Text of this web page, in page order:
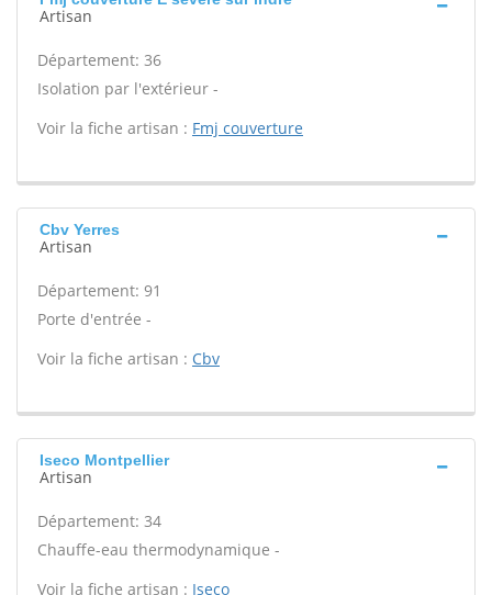
Artisan
Département: 36
Isolation par l'extérieur -
Voir la fiche artisan : Fmj couverture
Cbv Yerres
Artisan
Département: 91
Porte d'entrée -
Voir la fiche artisan : Cbv
Iseco Montpellier
Artisan
Département: 34
Chauffe-eau thermodynamique -
Voir la fiche artisan : Iseco